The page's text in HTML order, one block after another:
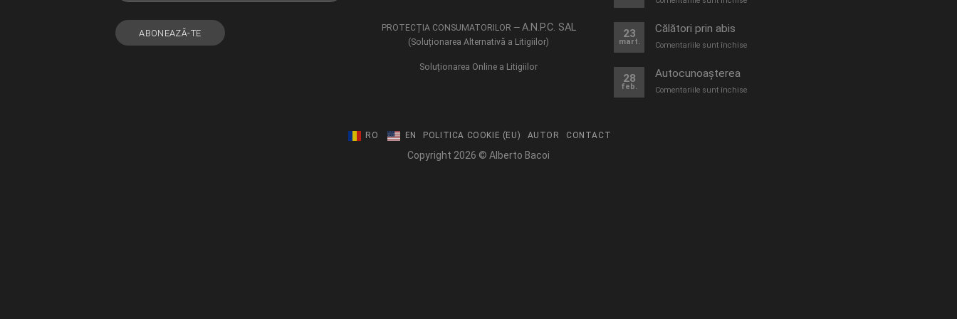
PROTECȚIA CONSUMATORILOR — A.N.P.C. SAL
(Soluționarea Alternativă a Litigiilor)
Soluționarea Online a Litigiilor
vară
23
mart.
Călători prin abis
Comentariile sunt închisepentru
28
feb.
Autocunoașterea
Comentariile sunt închisepentru
RO EN POLITICA COOKIE (EU) AUTOR CONTACT
Copyright 2026 © Alberto Bacoi